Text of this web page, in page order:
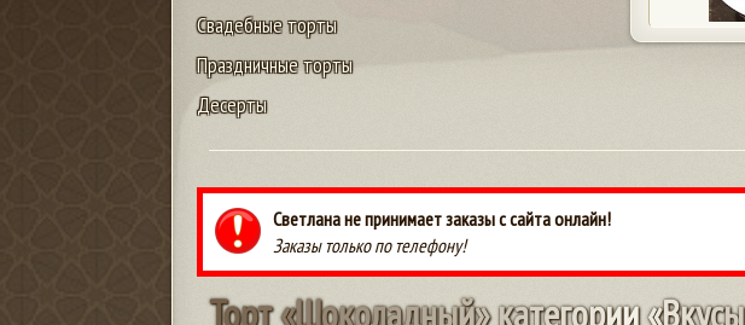
Свадебные торты
Праздничные торты
Десерты
Светлана не принимает заказы с сайта онлайн!
Заказы только по телефону!
Торт«Шоколадный»категории«Вкусы